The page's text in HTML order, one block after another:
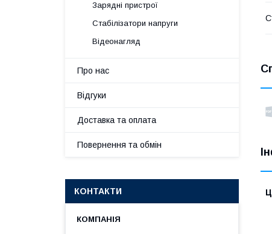
Зарядні пристрої
Стабілізатори напруги
Відеонагляд
Про нас
Відгуки
Доставка та оплата
Повернення та обмін
КОНТАКТИ